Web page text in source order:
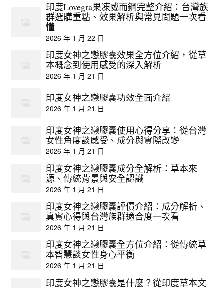
印度Lovegra果凍威而鋼完整介紹：台灣族
群選購重點、效果解析與常見問題一次看
懂
2026 年 1 月 22 日
印度女神之戀膠囊效果全方位介紹，從草
本概念到使用感受的深入解析
2026 年 1 月 21 日
印度女神之戀膠囊功效全面介紹
2026 年 1 月 21 日
印度女神之戀膠囊使用心得分享：從台灣
女性角度談感受、成分與實際改變
2026 年 1 月 21 日
印度女神之戀膠囊成分全解析：草本來
源、傳統背景與安全認識
2026 年 1 月 21 日
印度女神之戀膠囊評價介紹：成分解析、
真實心得與台灣族群適合度一次看
2026 年 1 月 21 日
印度女神之戀膠囊全方位介紹：從傳統草
本智慧談女性身心平衡
2026 年 1 月 21 日
印度女神之戀膠囊是什麼？從印度草本文